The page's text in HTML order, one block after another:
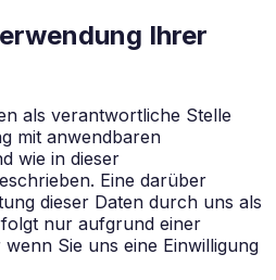
Ihrer
als verantwortliche Stelle
mit anwendbaren
wie in dieser
Eine darüber
dieser Daten durch uns als
nur aufgrund einer
Sie uns eine Einwilligung